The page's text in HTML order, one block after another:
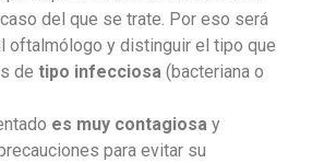
del que se trate. Por eso será
oftalmólogo y distinguir el tipo que
de tipo infecciosa (bacteriana o
es muy contagiosa y
para evitar su